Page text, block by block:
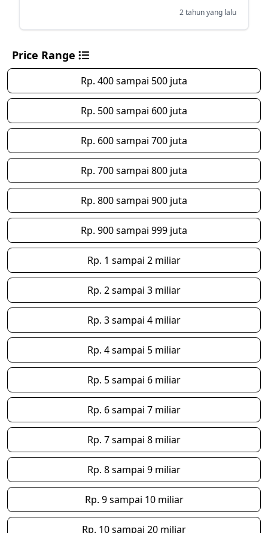
2 tahun yang lalu
Price Range
Rp. 400 sampai 500 juta
Rp. 500 sampai 600 juta
Rp. 600 sampai 700 juta
Rp. 700 sampai 800 juta
Rp. 800 sampai 900 juta
Rp. 900 sampai 999 juta
Rp. 1 sampai 2 miliar
Rp. 2 sampai 3 miliar
Rp. 3 sampai 4 miliar
Rp. 4 sampai 5 miliar
Rp. 5 sampai 6 miliar
Rp. 6 sampai 7 miliar
Rp. 7 sampai 8 miliar
Rp. 8 sampai 9 miliar
Rp. 9 sampai 10 miliar
Rp. 10 sampai 20 miliar